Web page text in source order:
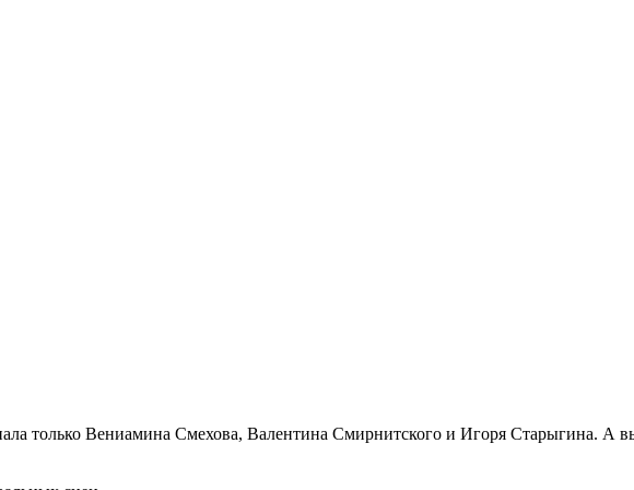
только Вениамина Смехова, Валентина Смирнитского и Игоря Старыгина. А